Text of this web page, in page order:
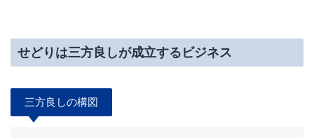
せどりは三方良しが成立するビジネス
三方良しの構図